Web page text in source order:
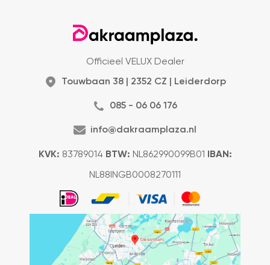
Officieel VELUX Dealer
Touwbaan 38 | 2352 CZ | Leiderdorp
085 - 06 06 176
info@dakraamplaza.nl
KVK: 83789014 BTW: NL862990099B01 IBAN:
NL88INGB0008270111